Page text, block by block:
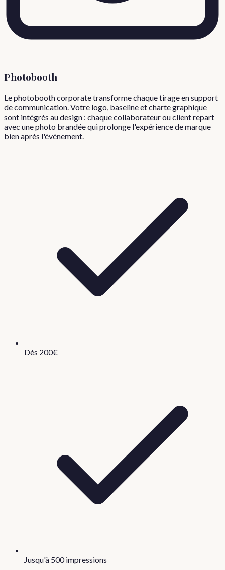
Photobooth
Le photobooth corporate transforme chaque tirage en support
de communication. Votre logo, baseline et charte graphique
sont intégrés au design : chaque collaborateur ou client repart
avec une photo brandée qui prolonge l'expérience de marque
bien après l'événement.
Dès 200€
Jusqu'à 500 impressions